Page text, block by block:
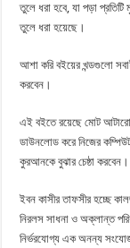
তুলে ধরা হবে, যা পড়া
তুলে ধরা হয়েছে।
আশা করি বইয়ের খন্ডগুলো
করবেন।
এই বইতে রয়েছে মোট
ডাউনলোড করে নিজের
কুরআনকে বুঝার চেষ্ঠা করবেন।
ইবন কাসীর তাফসীর হচ্ছে
নিরলস সাধনা ও অক্লান্ত
নির্ভরযোগ্য এক অনন্য